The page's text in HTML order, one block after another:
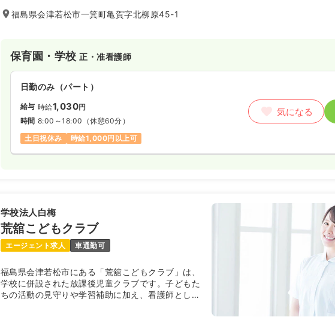
会津に誕生した「あいあいキッズクラブ」は、地域
企業や学校法人と連携する、新しいタイプの保育園
サポートします。
福島県会津若松市一箕町亀賀字北柳原45-1
保育園・学校正・准看護師
日勤のみ（パート）
給与 時給1,030円
時間 8:00～18:00 （休憩60分）
土日祝休み
時給1,000円以上可
気になる
学校法人白梅
荒舘こどもクラブ
エージェント求人 車通勤可
福島県会津若松市にある「荒舘こどもクラブ」は、
学校に併設された放課後児童クラブです。子どもた
ちの活動の見守りや学習補助に加え、看護師として